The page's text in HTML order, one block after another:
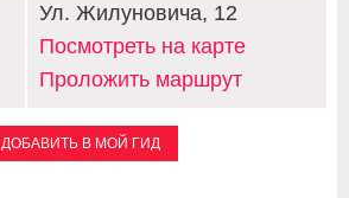
Ул. Жилуновича, 12
Посмотреть на карте
Проложить маршрут
ДОБАВИТЬ В МОЙ ГИД